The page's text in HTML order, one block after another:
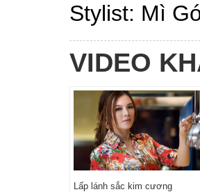
Stylist: Mì
VIDEO
Lấp lánh sắc kim cương